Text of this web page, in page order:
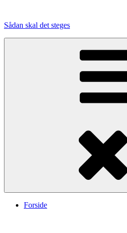
indhold
Sådan skal det steges
Forside